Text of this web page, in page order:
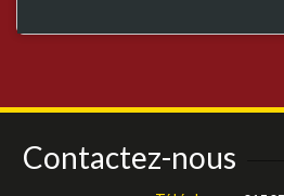
Contactez-nous